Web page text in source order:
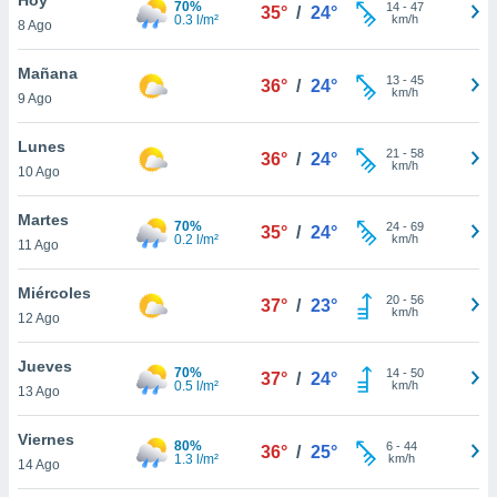
en
más
nuestra
de
cookies
aceptar
8 Ago
70%
0.3 l/m²
35° / 24° 14- 47
km/h
Mañana
9 Ago
36° / 24° 13- 45
km/h
Lunes
10 Ago
36° / 24° 21 - 58
km/h
Martes
11 Ago
70%
0.2 l/m²
35° / 24° 24- 69
km/h
Miércoles
12 Ago
37° / 23° 20- 56
km/h
Jueves
13 Ago
70%
0.5 l/m²
37° / 24° 14- 50
km/h
Viernes
14 Ago
80%
1.3 l/m²
36° / 25° 6- 44
km/h